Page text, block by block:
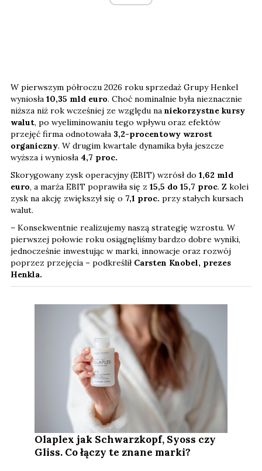
W pierwszym półroczu 2026 roku sprzedaż Grupy Henkel
wyniosła 10,35 mld euro. Choć nominalnie była nieznacznie
niższa niż rok wcześniej ze względu na niekorzystne kursy
walut, po wyeliminowaniu tego wpływu oraz efektów
przejęć firma odnotowała 3,2-procentowy wzrost
organiczny. W drugim kwartale dynamika była jeszcze
wyższa i wyniosła 4,7 proc.
Skorygowany zysk operacyjny (EBIT) wzrósł do 1,62 mld
euro, a marża EBIT poprawiła się z 15,5 do 15,7 proc. Z kolei
zysk na akcję zwiększył się o 7,1 proc. przy stałych kursach
walut.
– Konsekwentnie realizujemy naszą strategię wzrostu. W
pierwszej połowie roku osiągnęliśmy bardzo dobre wyniki,
jednocześnie inwestując w marki, innowacje oraz rozwój
poprzez przejęcia – podkreślił Carsten Knobel, prezes
Henkla.
Olaplex jak Schwarzkopf, Syoss czy
Gliss. Co łączy te znane marki?